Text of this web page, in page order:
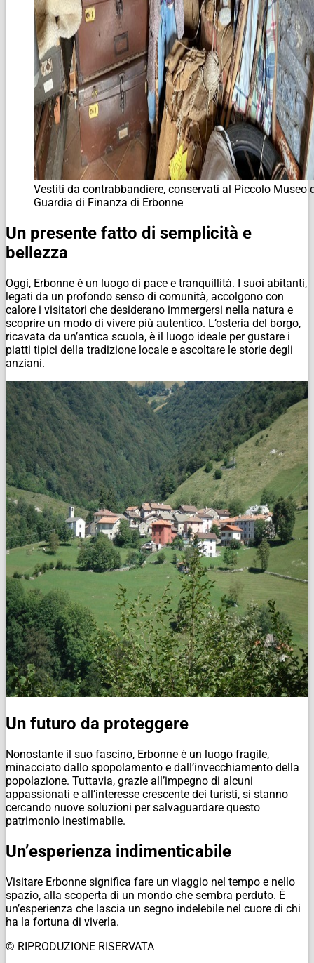
Vestiti da contrabbandiere, conservati al Piccolo Museo
Guardia di Finanza di Erbonne
Un presente fatto di semplicità e
bellezza
Oggi, Erbonne è un luogo di pace e tranquillità. I suoi abitanti,
legati da un profondo senso di comunità, accolgono con
calore i visitatori che desiderano immergersi nella natura e
scoprire un modo di vivere più autentico. L’osteria del borgo,
ricavata da un’antica scuola, è il luogo ideale per gustare i
piatti tipici della tradizione locale e ascoltare le storie degli
anziani.
Un futuro da proteggere
Nonostante il suo fascino, Erbonne è un luogo fragile,
minacciato dallo spopolamento e dall’invecchiamento della
popolazione. Tuttavia, grazie all’impegno di alcuni
appassionati e all’interesse crescente dei turisti, si stanno
cercando nuove soluzioni per salvaguardare questo
patrimonio inestimabile.
Un’esperienza indimenticabile
Visitare Erbonne significa fare un viaggio nel tempo e nello
spazio, alla scoperta di un mondo che sembra perduto. È
un’esperienza che lascia un segno indelebile nel cuore di chi
ha la fortuna di viverla.
© RIPRODUZIONE RISERVATA